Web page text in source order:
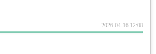
2026-04-16 12:08